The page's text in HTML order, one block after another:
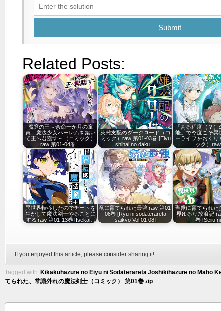
Submit
Related Posts:
魔窟の王～余命一か月の童
貞、魔法少女ハーレムを築い
て王へ君臨す～（コミック）
raw 第01-04巻…
英雄支配のダークロード（コ
ミック）raw 第01-03巻 [Eiyu
shihai no daku…
「ある程度（？
能」で今度こそ異
ーライフをおくり
ック）
異世界転移したのでチートを
生かして魔法剣士やることに
する raw 第01-13巻 [Isekai…
竜に育てられた最強 raw 第01-
08巻 [Ryu ni sodaterareta
saikyo Vol 01-08]
聖獣に育てられた
界ゆるり放浪記
巻 [Seiju
If you enjoyed this article, please consider sharing it!
Tagged with: Kikakuhazure no Eiyu ni Sodaterareta Joshikihazure no Maho
てられた、常識外れの魔法剣士（コミック） 第01巻 zip